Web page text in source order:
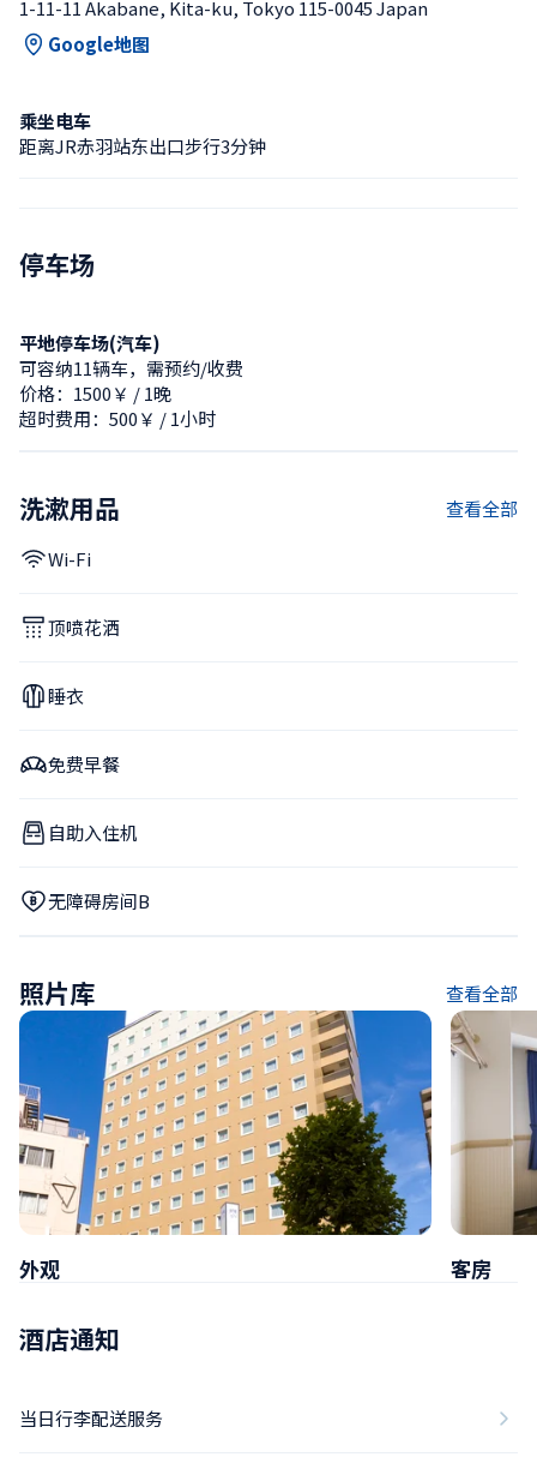
1-11-11 Akabane, Kita-ku, Tokyo 115-0045 Japan
Google地图
乘坐电车
距离JR赤羽站东出口步行3分钟
停车场
平地停车场(汽车)
可容纳11辆车，需预约/收费
价格：1500￥ / 1晚
超时费用：500￥ / 1小时
洗漱用品 查看全部
Wi-Fi
顶喷花洒
睡衣
免费早餐
自助入住机
无障碍房间B
照片库 查看全部
外观 客房
酒店通知
当日行李配送服务